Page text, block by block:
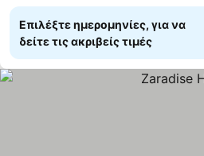
Επιλέξτε ημερομηνίες, για να
δείτε τις ακριβείς τιμές